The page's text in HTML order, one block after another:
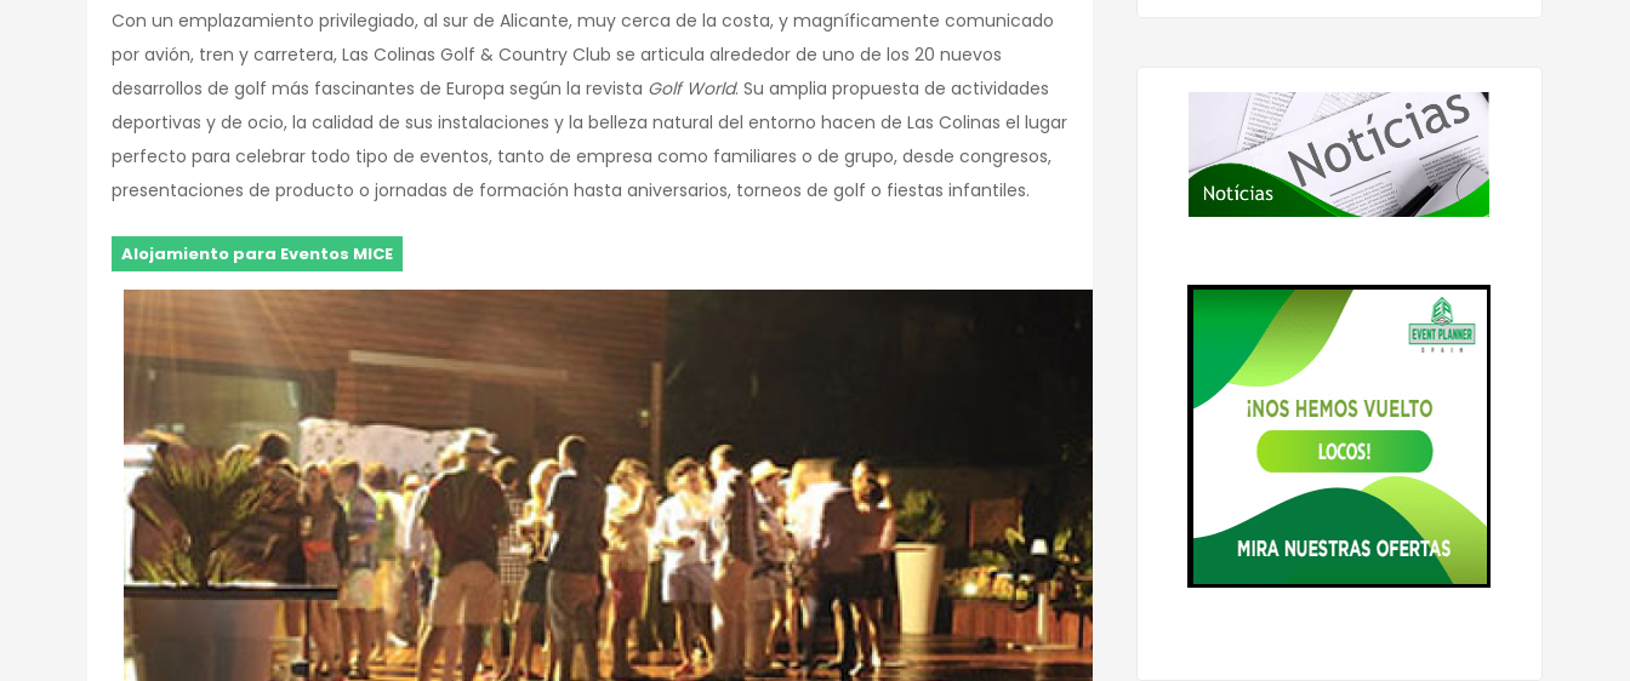
Con un emplazamiento privilegiado, al sur de Alicante, muy cerca de la costa, y magníficamente comunicado
por avión, tren y carretera, Las Colinas Golf & Country Club se articula alrededor de uno de los 20 nuevos
desarrollos de golf más fascinantes de Europa según la revista Golf World. Su amplia propuesta de actividades
deportivas y de ocio, la calidad de sus instalaciones y la belleza natural del entorno hacen de Las Colinas el lugar
perfecto para celebrar todo tipo de eventos, tanto de empresa como familiares o de grupo, desde congresos,
presentaciones de producto o jornadas de formación hasta aniversarios, torneos de golf o fiestas infantiles.
Alojamiento para Eventos MICE